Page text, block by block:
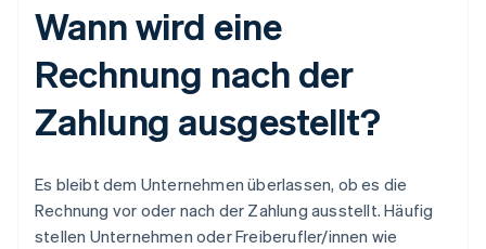
Wann wird eine
Rechnung nach der
Zahlung ausgestellt?
Es bleibt dem Unternehmen überlassen, ob es die
Rechnung vor oder nach der Zahlung ausstellt. Häufig
stellen Unternehmen oder Freiberufler/innen wie